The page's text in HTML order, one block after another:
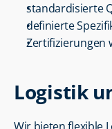
standardisierte
definierte
Zertifizierungen
Logistik